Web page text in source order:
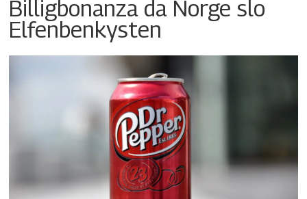
Billigbonanza da Norge slo
Elfenbenkysten